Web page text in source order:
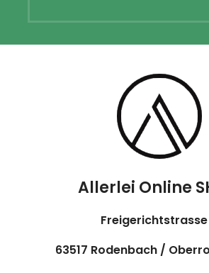
Allerlei Online
Freigerichtstrasse
63517 Rodenbach /